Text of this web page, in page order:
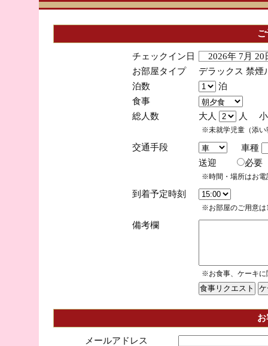
チェックイン日
2026年 7月
お部屋タイプ
デラックス 禁煙
泊数
泊
食事
総人数
大人 人 小
※未就学児童（添い
交通手段
車種
送迎
必
※時間・場所はお電
到着予定時刻
※お部屋のご用意は
備考欄
※お食事、ケーキに
メールアドレス